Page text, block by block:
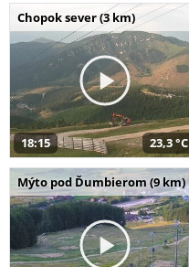
Chopok sever (3 km)
18:15 23,3 °C
Mýto pod Ďumbierom (9 km)